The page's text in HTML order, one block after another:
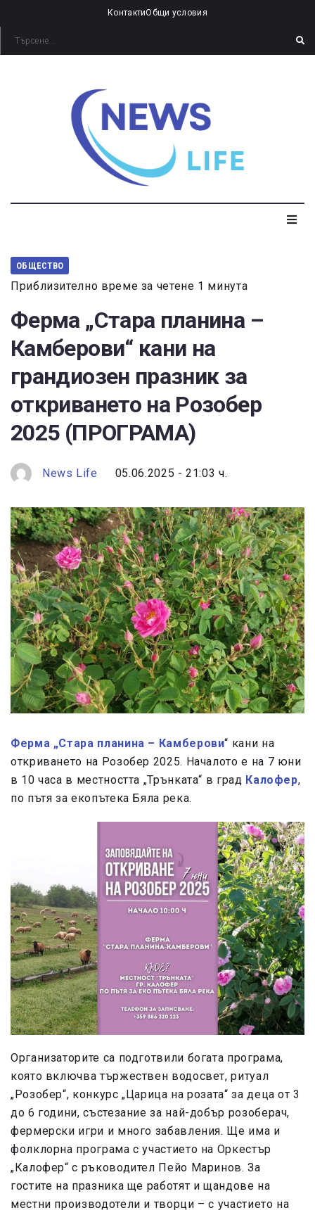
КонтактиОбщи условия
ОБЩЕСТВО
Приблизително време за четене 1 минута
Ферма „Стара планина –
Камберови“ кани на
грандиозен празник за
откриването на Розобер
2025 (ПРОГРАМА)
News Life 05.06.2025 - 21:03 ч.
Ферма „Стара планина – Камберови“ кани на
откриването на Розобер 2025. Началото е на 7 юни
в 10 часа в местността „Трънката“ в град Калофер,
по пътя за екопътека Бяла река.
Организаторите са подготвили богата програма,
която включва тържествен водосвет, ритуал
„Розобер“, конкурс „Царица на розата“ за деца от 3
до 6 години, състезание за най-добър розоберач,
фермерски игри и много забавления. Ще има и
фолклорна програма с участието на Оркестър
„Калофер“ с ръководител Пейо Маринов. За
гостите на празника ще работят и щандове на
местни производотели и творци – с участието на